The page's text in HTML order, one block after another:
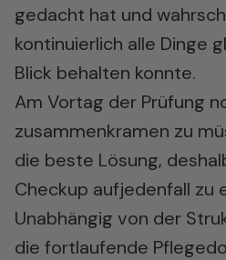
gedacht hat und
kontinuierlich alle Dinge
Blick behalten konnte.
Am Vortag der Prüfung
zusammenkramen zu
die beste Lösung,
Checkup aufjedenfall zu
Unabhängig von der
die fortlaufende